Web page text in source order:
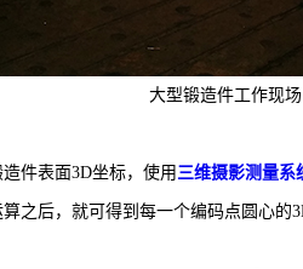
大型锻造件工作现场
件表面3D坐标，使用三维摄影测量系
之后，就可得到每一个编码点圆心的